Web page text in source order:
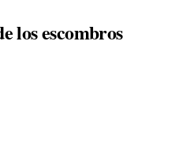
los escombros